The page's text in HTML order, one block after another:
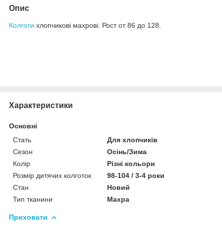
Опис
Колготи хлопчикові махрові. Рост от 86 до 128.
Характеристики
Основні
Стать
Для хлопчиків
Сезон
Осінь/Зима
Колір
Різні кольори
Розмір дитячих колготок
98-104 / 3-4 роки
Стан
Новий
Тип тканини
Махра
Приховати